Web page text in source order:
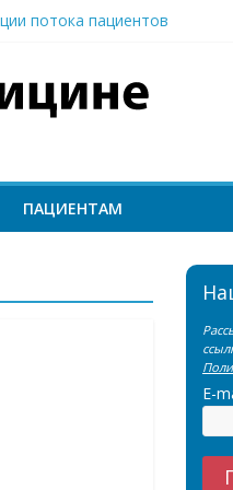
потока пациентов
конференции
системы?
ПАЦИЕНТАМ
E-